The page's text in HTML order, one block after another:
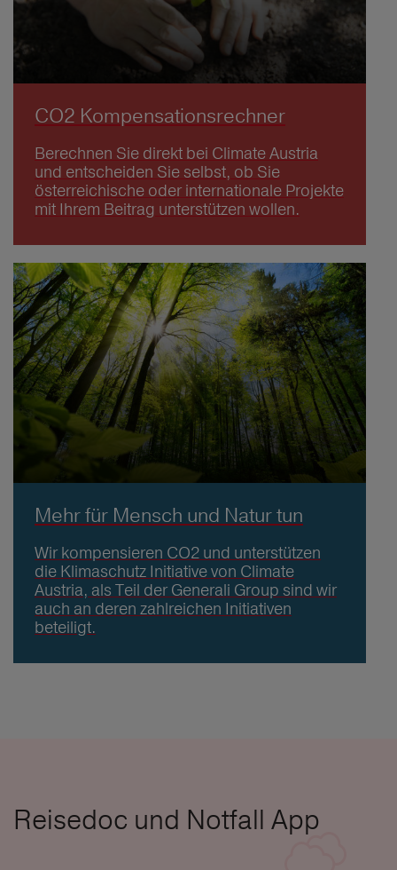
CO2 Kompensationsrechner
Berechnen Sie direkt bei Climate Austria
und entscheiden Sie selbst, ob Sie
österreichische oder internationale Projekte
mit Ihrem Beitrag unterstützen wollen.
Mehr für Mensch und Natur tun
Wir kompensieren CO2 und unterstützen
die Klimaschutz Initiative von Climate
Austria, als Teil der Generali Group sind wir
auch an deren zahlreichen Initiativen
beteiligt.
Reisedoc und Notfall App